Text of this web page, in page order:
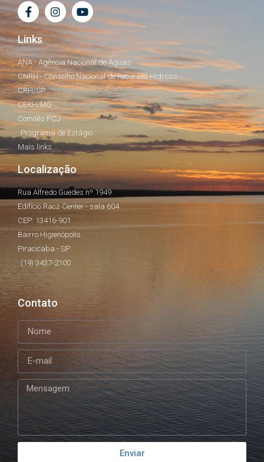
Links
ANA - Agência Nacional de Águas
CNRH - Conselho Nacional de Recursos Hídricos
CRH/SP
CERH/MG
Comitês PCJ
Programa de Estágio
Mais links...
Localização
Rua Alfredo Guedes nº 1949
Edifício Racz Center - sala 604
CEP: 13416-901
Bairro Higienópolis
Piracicaba - SP
(19) 3437-2100
Contato
Enviar